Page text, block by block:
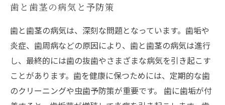
歯と歯茎の病気と予防策
歯と歯茎の病気は、深刻な問題となっています。歯垢や
炎症、歯周病などの原因により、歯と歯茎の病気は進行
し、最終的には歯の抜歯やさまざまな病気を引き起こす
ことがあります。歯を健康に保つためには、定期的な歯
のクリーニングや虫歯予防策が重要です。 歯に歯垢が付